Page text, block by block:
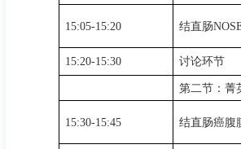
15:05-15:20 结直肠
15:20-15:30 讨论环节
第二节：菁
15:30-15:45 结直肠癌腹